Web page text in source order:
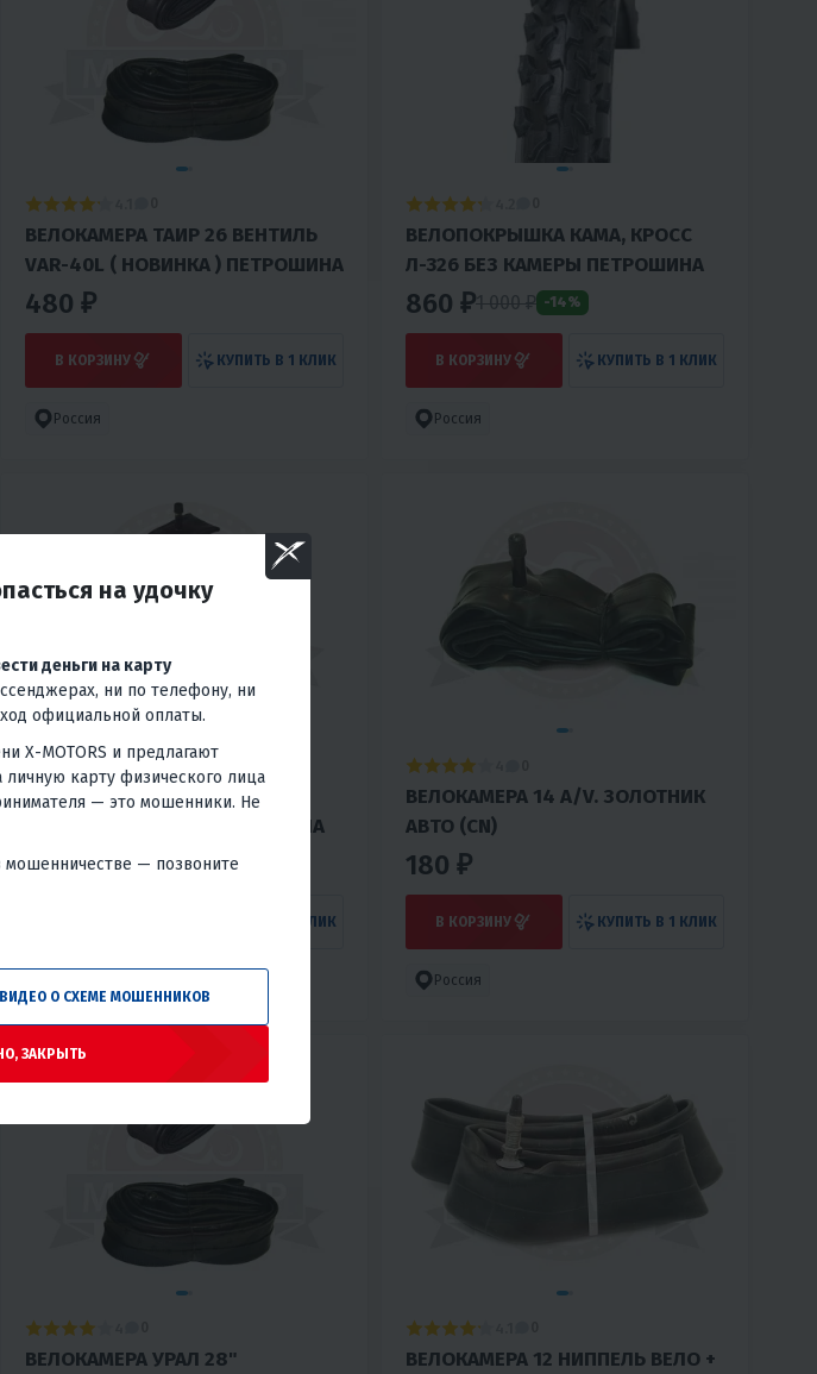
ВЕЛОКАМЕРА ТАИР 26 ВЕНТИЛЬ
VAR-40L ( НОВИНКА ) ПЕТРОШИНА
480 ₽
В КОРЗИНУ КУПИТЬ В 1 КЛИК
Россия
ВЕЛОПОКРЫШКА КАМА, КРОСС
Л-326 БЕЗ КАМЕРЫ ПЕТРОШИНА
860 ₽1 000₽ -14%
В КОРЗИНУ КУПИТЬ В 1 КЛИК
Россия
ВЕЛОКАМЕРА МИШКА 12 И
КОЛЯСКА ДЕТСКАЯ ПЕТРОШИНА
300 ₽370₽ -19%
КУПИТЬ В 1 КЛИК
ВЕЛОКАМЕРА 14 A/V. ЗОЛОТНИК
АВТО (CN)
180 ₽
В КОРЗИНУ КУПИТЬ В 1 КЛИК
Россия
ВЕЛОКАМЕРА УРАЛ 28"
ВЕЛОКАМЕРА 12 НИППЕЛЬ ВЕЛО +
на удочку
деньги на карту
ни по телефону, ни
официальной оплаты.
X-MOTORS и предлагают
личную карту физического лица
— это мошенники. Не
мошенничестве — позвоните
О СХЕМЕ МОШЕННИКОВ
ЗАКРЫТЬ